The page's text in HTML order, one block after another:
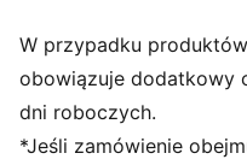
Sznurowane zapięcie
Gumowa podeszwa
Pasek PUMA Formstrip
Logo PUMA No. 1 na
W przypadku
obowiązuje dodatkowy
dni roboczych.
*Jeśli zamówienie